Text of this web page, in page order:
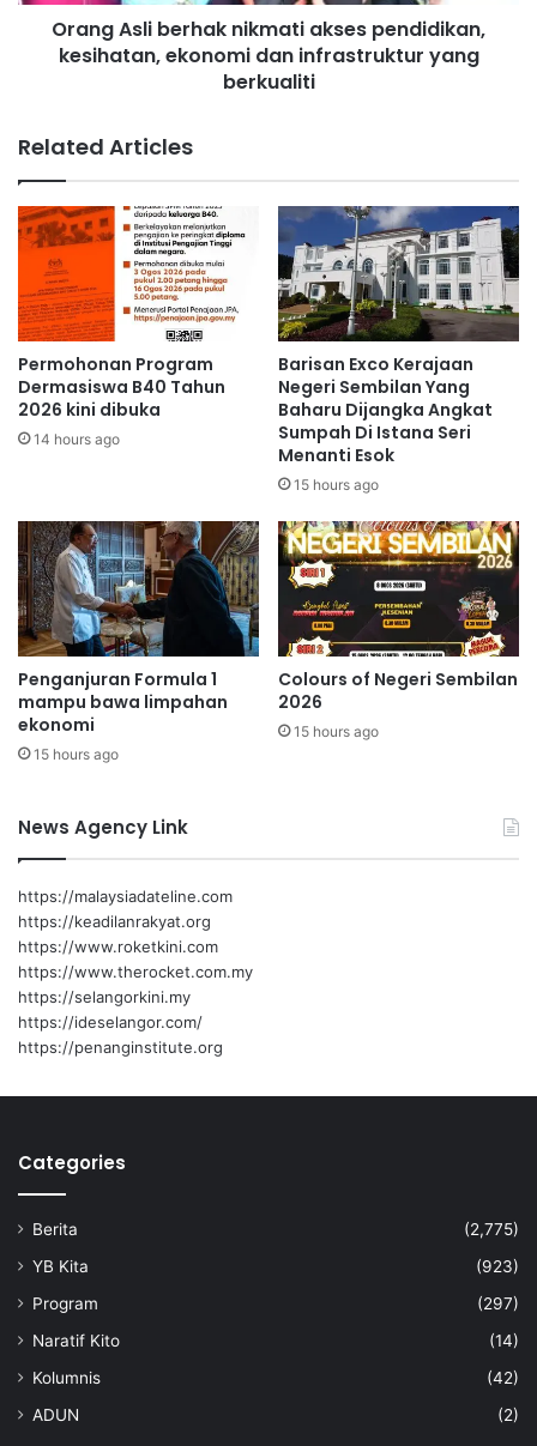
d
e
g
a
k
e
c
i
n
n
i
s
k
n
i
k
m
t
i
a
k
s
e
d
i
d
i
k
a
n
,
k
i
h
t
a
n
,
e
k
o
i
n
i
f
r
s
t
Orang Asli berhak nikmati akses pendidikan,
kesihatan, ekonomi dan infrastruktur yang
berkualiti
Related Articles
Permohonan Program
Dermasiswa B40 Tahun
2026 kini dibuka
14 hours ago
Barisan Exco Kerajaan
Negeri Sembilan Yang
Baharu Dijangka Angkat
Sumpah Di Istana Seri
Menanti Esok
15 hours ago
Penganjuran Formula 1
mampu bawa limpahan
ekonomi
15 hours ago
Colours of Negeri Sembilan
2026
15 hours ago
News Agency Link
https://malaysiadateline.com
https://keadilanrakyat.org
https://www.roketkini.com
https://www.therocket.com.my
https://selangorkini.my
https://ideselangor.com/
https://penanginstitute.org
Categories
Berita
(2,775)
YB Kita
(923)
Program
(297)
Naratif Kito
(14)
Kolumnis
(42)
ADUN
(2)